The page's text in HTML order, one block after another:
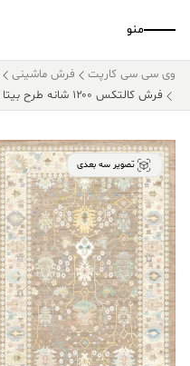
منو
وی سی سی کارپت فرش ماشینی
فرش کالتکس ۱۲۰۰ شانه طرح بیتا موکا
تصویر سه بعدی